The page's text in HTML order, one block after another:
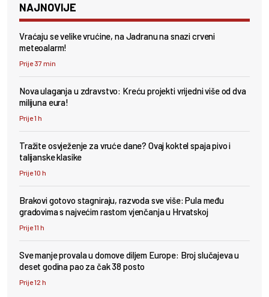
NAJNOVIJE
Vraćaju se velike vrućine, na Jadranu na snazi crveni
meteoalarm!
Prije 37 min
Nova ulaganja u zdravstvo: Kreću projekti vrijedni više od dva
milijuna eura!
Prije 1 h
Tražite osvježenje za vruće dane? Ovaj koktel spaja pivo i
talijanske klasike
Prije 10 h
Brakovi gotovo stagniraju, razvoda sve više: Pula među
gradovima s najvećim rastom vjenčanja u Hrvatskoj
Prije 11 h
Sve manje provala u domove diljem Europe: Broj slučajeva u
deset godina pao za čak 38 posto
Prije 12 h